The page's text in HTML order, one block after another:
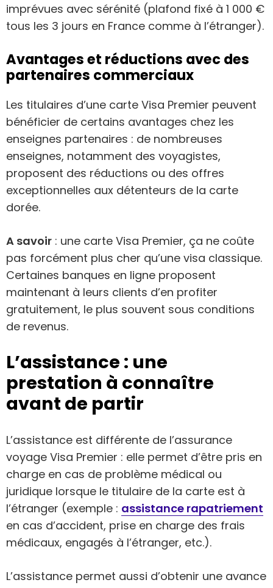
imprévues avec sérénité (plafond fixé à 1 000 €
tous les 3 jours en France comme à l’étranger).
Avantages et réductions avec des
partenaires commerciaux
Les titulaires d’une carte Visa Premier peuvent
bénéficier de certains avantages chez les
enseignes partenaires : de nombreuses
enseignes, notamment des voyagistes,
proposent des réductions ou des offres
exceptionnelles aux détenteurs de la carte
dorée.
A savoir : une carte Visa Premier, ça ne coûte
pas forcément plus cher qu’une visa classique.
Certaines banques en ligne proposent
maintenant à leurs clients d’en profiter
gratuitement, le plus souvent sous conditions
de revenus.
L’assistance : une
prestation à connaître
avant de partir
L’assistance est différente de l’assurance
voyage Visa Premier : elle permet d’être pris en
charge en cas de problème médical ou
juridique lorsque le titulaire de la carte est à
l’étranger (exemple : assistance rapatriement
en cas d’accident, prise en charge des frais
médicaux, engagés à l’étranger, etc.).
L’assistance permet aussi d’obtenir une avance